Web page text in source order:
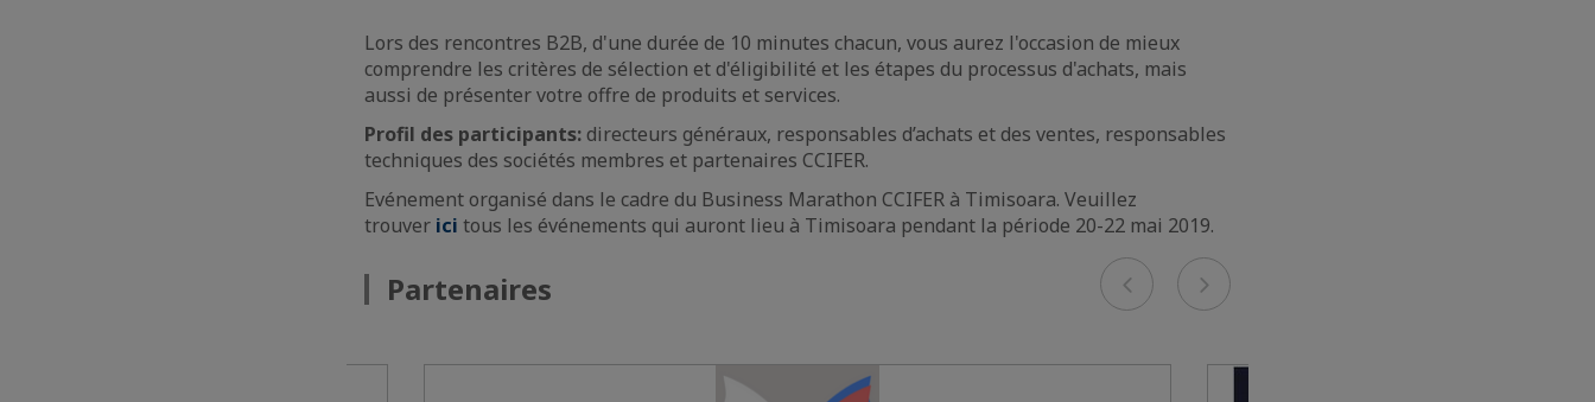
Lors des rencontres B2B, d'une durée de 10 minutes chacun, vous aurez l'occasion de mieux
comprendre les critères de sélection et d'éligibilité et les étapes du processus d'achats, mais
aussi de présenter votre offre de produits et services.
Profil des participants:directeurs généraux, responsables d’achats et des ventes, responsables
techniques des sociétés membres et partenaires CCIFER.
Evénement organisé dans le cadre du Business Marathon CCIFER à Timisoara. Veuillez
trouver ici tous les événements qui auront lieu à Timisoara pendant la période 20-22 mai 2019.
Partenaires
Previous